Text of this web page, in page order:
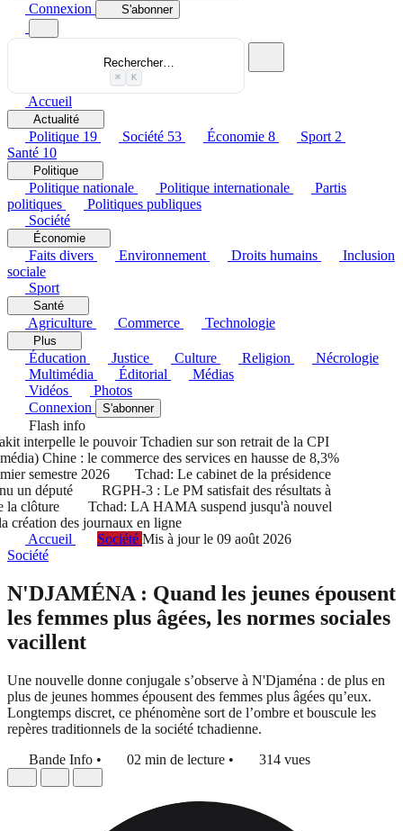
Connexion S'abonner
Rechercher…
⌘ K
Accueil
Actualité
Politique 19 Société 53 Économie 8 Sport 2
Santé 10
Politique
Politique nationale Politique internationale
Partis
politiques
Politiques publiques
Société
Économie
Faits divers Environnement Droits humains
Inclusion
sociale
Sport
Santé
Agriculture Commerce Technologie
Plus
Éducation Justice Culture Religion
Nécrologie
Multimédia
Éditorial
Médias
Vidéos
Photos
Connexion
S'abonner
Flash info
interpelle le pouvoir Tchadien sur son retrait de la CPI
Chine : le commerce des services en hausse de 8,3%
semestre 2026
Tchad: Le cabinet de la présidence
un député
RGPH-3 : Le PM satisfait des résultats à
clôture
Tchad: LA HAMA suspend jusqu'à nouvel
des journaux en ligne
Accueil
Société Mis à jour le 09 août 2026
Société
N'DJAMÉNA : Quand les jeunes épousent
les femmes plus âgées, les normes sociales
vacillent
Une nouvelle donne conjugale s’observe à N'Djaména : de plus en
plus de jeunes hommes épousent des femmes plus âgées qu’eux.
Longtemps discret, ce phénomène sort de l’ombre et bouscule les
repères traditionnels de la société tchadienne.
Bande Info • 02 min de lecture • 314 vues